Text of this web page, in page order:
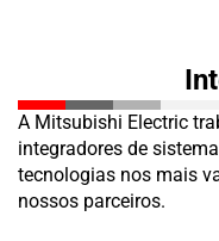
A Mitsubishi Electric
integradores de
tecnologias nos mais
nossos parceiros.